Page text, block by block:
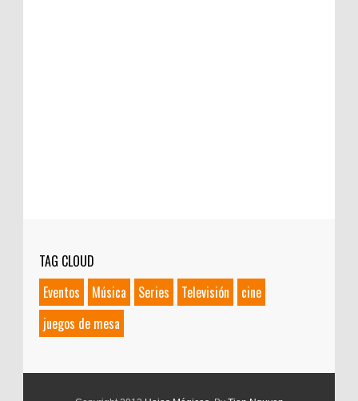
TAG CLOUD
Eventos
Música Series Televisión
cine
juegos de mesa